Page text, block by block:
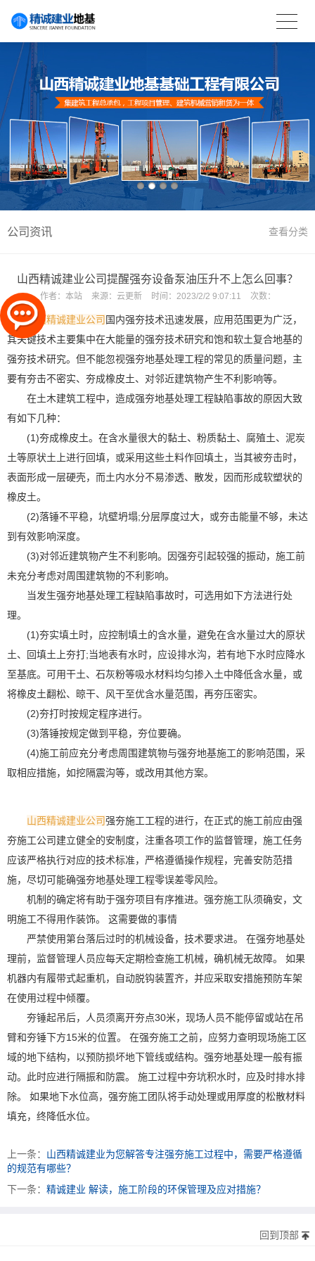
公司资讯 查看分类
山西精诚建业公司提醒强夯设备泵油压升不上怎么回事？
作者： 本站 来源： 云更新 时间： 2023/2/2 9:07:11 次数：
山西精诚建业公司 国内强夯技术迅速发展，应用范围更为广泛，
其关键技术主要集中在大能量的强夯技术研究和饱和软土复合地基的
强夯技术研究。但不能忽视强夯地基处理工程的常见的质量问题，主
要有夯击不密实、夯成橡皮土、对邻近建筑物产生不利影响等。
在土木建筑工程中，造成强夯地基处理工程缺陷事故的原因大致
有如下几种：
(1)夯成橡皮土。在含水量很大的黏土、粉质黏土、腐殖土、泥炭
土等原状土上进行回填，或采用这些土料作回填土，当其被夯击时，
表面形成一层硬壳，而土内水分不易渗透、散发，因而形成软塑状的
橡皮土。
(2)落锤不平稳，坑壁坍塌;分层厚度过大，或夯击能量不够，未达
到有效影响深度。
(3)对邻近建筑物产生不利影响。因强夯引起较强的振动，施工前
未充分考虑对周围建筑物的不利影响。
当发生强夯地基处理工程缺陷事故时，可选用如下方法进行处
理。
(1)夯实填土时，应控制填土的含水量，避免在含水量过大的原状
土、回填土上夯打;当地表有水时，应设排水沟，若有地下水时应降水
至基底。可用干土、石灰粉等吸水材料均匀掺入土中降低含水量，或
将橡皮土翻松、晾干、风干至优含水量范围，再夯压密实。
(2)夯打时按规定程序进行。
(3)落锤按规定做到平稳，夯位要确。
(4)施工前应充分考虑周围建筑物与强夯地基施工的影响范围，采
取相应措施，如挖隔震沟等，或改用其他方案。
山西精诚建业公司强夯施工工程的进行，在正式的施工前应由强
夯施工公司建立健全的安制度，注重各项工作的监督管理，施工任务
应该严格执行对应的技术标准，严格遵循操作规程，完善安防范措
施，尽切可能确强夯地基处理工程零误差零风险。
机制的确定将有助于强夯项目有序推进。强夯施工队须确安，文
明施工不得用作装饰。 这需要做的事情
严禁使用第台落后过时的机械设备，技术要求进。 在强夯地基处
理前，监督管理人员应每天定期检查施工机械，确机械无故障。 如果
机器内有履带式起重机，自动脱钩装置齐，并应采取安措施预防车架
在使用过程中倾覆。
夯锤起吊后，人员须离开夯点30米，现场人员不能停留或站在吊
臂和夯锤下方15米的位置。 在强夯施工之前，应努力查明现场施工区
域的地下结构，以预防损坏地下管线或结构。强夯地基处理一般有振
动。此时应进行隔振和防震。 施工过程中夯坑积水时，应及时排水排
除。 如果地下水位高，强夯施工团队将手动处理或用厚度的松散材料
填充，终降低水位。
上一条： 山西精诚建业为您解答专注强夯施工过程中，需要严格遵循
的规范有哪些？
下一条： 精诚建业 解读，施工阶段的环保管理及应对措施？
回到顶部